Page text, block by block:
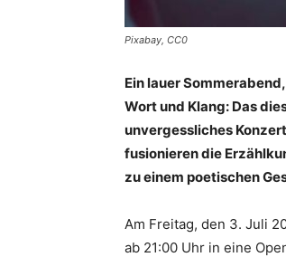
Pixabay, CC0
Ein lauer
Wort und Klang: Das
unvergessliches
fusionieren die
zu einem poetischen
Am Freitag, den 3. Juli
ab 21:00 Uhr in eine